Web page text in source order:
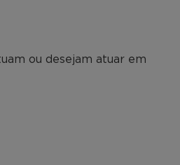
ou desejam atuar em